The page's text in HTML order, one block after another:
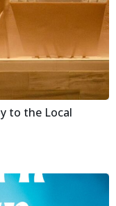
to the Local